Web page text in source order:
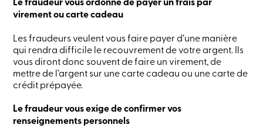
sociale
Centres
services
Nous
joindre
Recherche
Devenir
membre
connecter
Services
virement ou carte cadeau
Les fraudeurs veulent vous faire payer d’une manière
qui rendra difficile le recouvrement de votre argent. Ils
vous diront donc souvent de faire un virement, de
mettre de l’argent sur une carte cadeau ou une carte de
crédit prépayée.
Le fraudeur vous exige de confirmer vos
renseignements personnels